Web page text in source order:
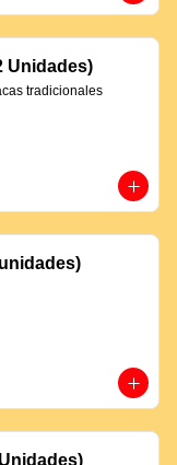
Unidades)
tradicionales